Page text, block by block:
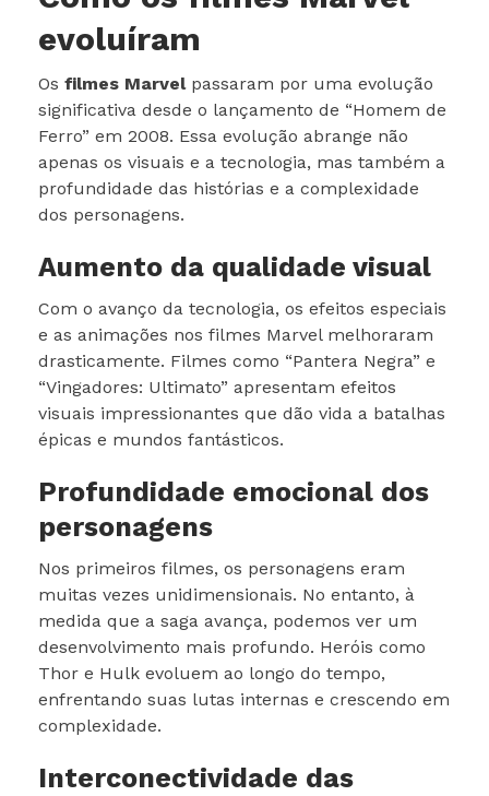
evoluíram
Os filmes Marvelpassaram por uma evolução
significativa desde o lançamento de “Homem de
Ferro” em 2008. Essa evolução abrange não
apenas os visuais e a tecnologia, mas também a
profundidade das histórias e a complexidade
dos personagens.
Aumento da qualidade visual
Com o avanço da tecnologia, os efeitos especiais
e as animações nos filmes Marvel melhoraram
drasticamente. Filmes como “Pantera Negra” e
“Vingadores: Ultimato” apresentam efeitos
visuais impressionantes que dão vida a batalhas
épicas e mundos fantásticos.
Profundidade emocional dos
personagens
Nos primeiros filmes, os personagens eram
muitas vezes unidimensionais. No entanto, à
medida que a saga avança, podemos ver um
desenvolvimento mais profundo. Heróis como
Thor e Hulk evoluem ao longo do tempo,
enfrentando suas lutas internas e crescendo em
complexidade.
Interconectividade das